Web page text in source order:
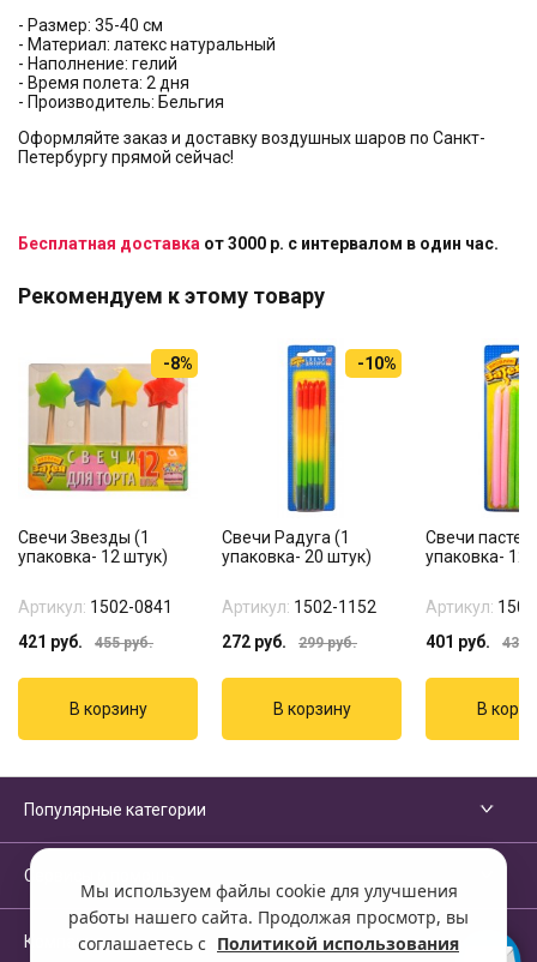
Мы используем файлы cookie для улучшения
работы нашего сайта. Продолжая просмотр, вы
соглашаетесь с Политикой использования
- Размер: 35-40 см
- Материал: латекс натуральный
- Наполнение: гелий
- Время полета: 2 дня
- Производитель: Бельгия
Оформляйте заказ и доставку воздушных шаров по Санкт-
Петербургу прямой сейчас!
Бесплатная доставка от 3000 р. с интервалом в один час.
Рекомендуем к этому товару
-8%
Свечи Звезды (1
упаковка- 12 штук)
Артикул: 1502-0841
421 руб. 455руб.
-10%
Свечи Радуга (1
упаковка- 20 штук)
Артикул: 1502-1152
272 руб. 299руб.
Свечи
упаковка- 12
Артикул:
401 руб. 435
Популярные категории
Сервисы и помощь
Компания